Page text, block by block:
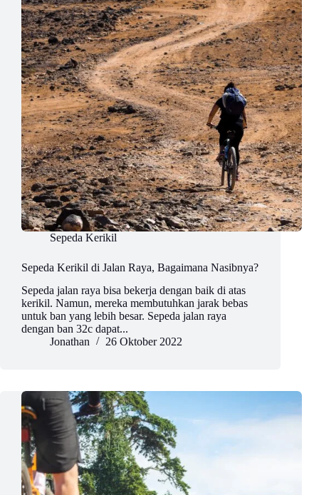
Sepeda Kerikil
Sepeda Kerikil di Jalan Raya, Bagaimana Nasibnya?
Sepeda jalan raya bisa bekerja dengan baik di atas
kerikil. Namun, mereka membutuhkan jarak bebas
untuk ban yang lebih besar. Sepeda jalan raya
dengan ban 32c dapat...
Jonathan
26 Oktober 2022